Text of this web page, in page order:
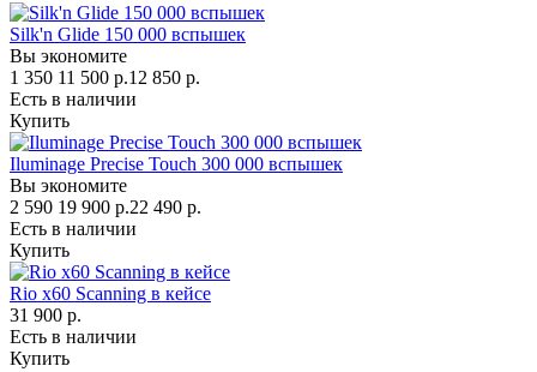
Silk'n Glide 150 000 вспышек
Вы экономите
1 350 11 500 р.12 850 р.
Есть в наличии
Купить
Iluminage Precise Touch 300 000 вспышек
Вы экономите
2 590 19 900 р.22 490 р.
Есть в наличии
Купить
Rio х60 Scanning в кейсе
31 900 р.
Есть в наличии
Купить